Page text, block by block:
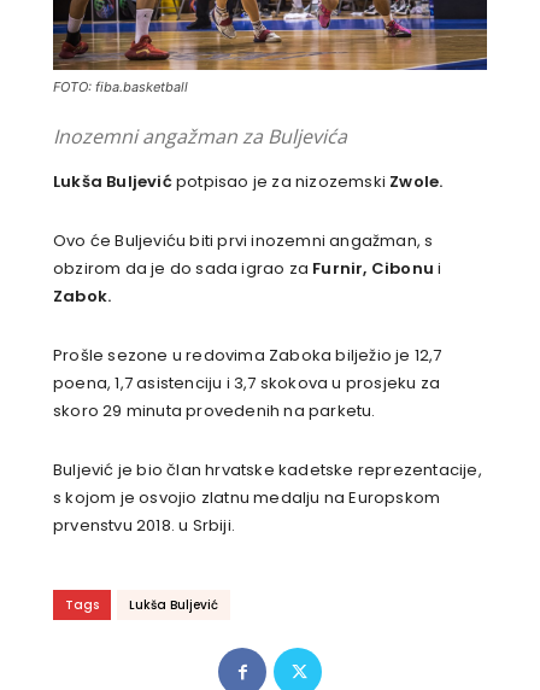
FOTO: fiba.basketball
Inozemni angažman za Buljevića
Lukša Buljevićpotpisao je za nizozemski Zwole.
Ovo će Buljeviću biti prvi inozemni angažman, s
obzirom da je do sada igrao za Furnir, Cibonu i
Zabok.
Prošle sezone u redovima Zaboka bilježio je 12,7
poena, 1,7 asistenciju i 3,7 skokova u prosjeku za
skoro 29 minuta provedenih na parketu.
Buljević je bio član hrvatske kadetske reprezentacije,
s kojom je osvojio zlatnu medalju na Europskom
prvenstvu 2018. u Srbiji.
Tags Lukša Buljević